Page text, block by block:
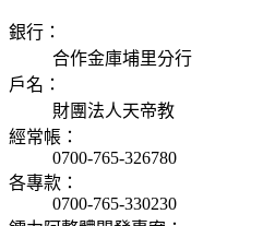
銀行 ：
合作金庫埔里分行
戶名 ：
財團法人天帝教
經常帳 ：
0700-765-326780
各專款 ：
0700-765-330230